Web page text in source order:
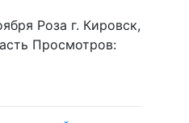
Роза г. Кировск,
Просмотров: